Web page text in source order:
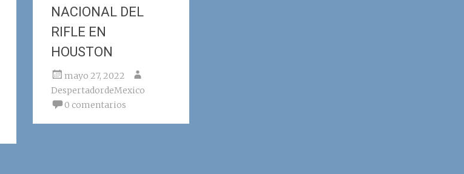
NACIONAL DEL
RIFLE EN
HOUSTON
mayo 27, 2022
DespertadordeMexico
0 comentarios